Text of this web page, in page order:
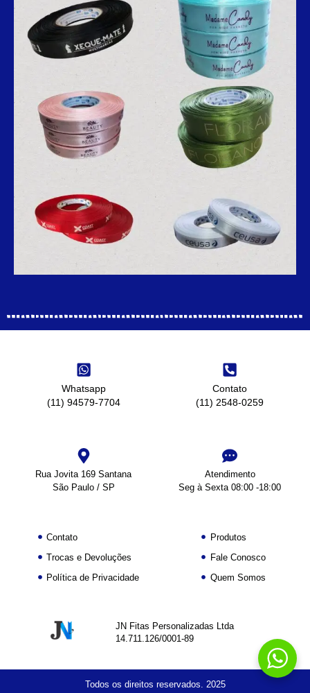
Whatsapp
(11) 94579-7704
Contato
(11) 2548-0259
Rua Jovita 169 Santana
São Paulo / SP
Atendimento
Seg à Sexta 08:00 -18:00
Contato
Trocas e Devoluções
Política de Privacidade
Produtos
Fale Conosco
Quem Somos
JN Fitas Personalizadas Ltda
14.711.126/0001-89
Todos os direitos reservados. 2025